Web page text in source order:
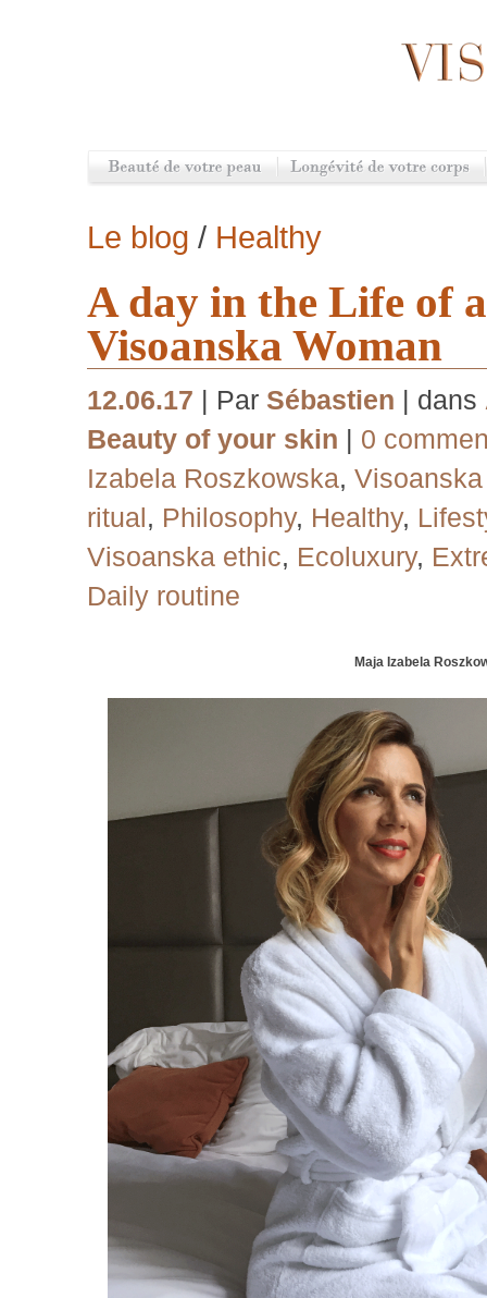
Le blog / Healthy
A day in the Life of
Visoanska Woman
12.06.17 | Par Sébastien | dans
Beauty of your skin | 0
Izabela Roszkowska,
ritual, Philosophy, Healthy,
Visoanska ethic, Ecoluxury,
Daily routine
Maja Izabela